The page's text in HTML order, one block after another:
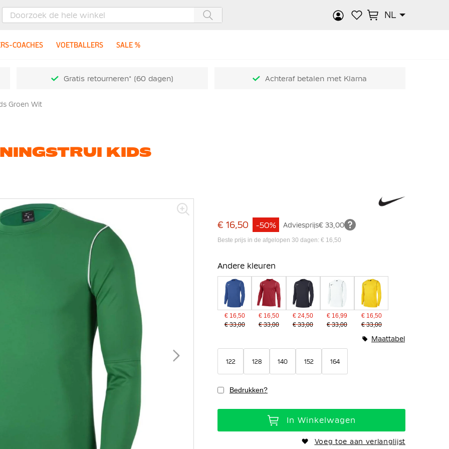
NL
COACHES VOETBALLERS SALE %
Gratis retourneren* (60 dagen) Achteraf betalen met Klarna
Groen Wit
KIDS
€ 16,50 Adviesprijs€ 33,00
-50%
Beste prijs in de afgelopen 30 dagen: € 16,50
Andere kleuren
€ 16,50
€ 33,00
€ 16,50
€ 33,00
€ 24,50
€ 33,00
€ 16,99
€ 33,00
€ 16,50
€ 33,00
122 128 140 152 164
Maattabel
Bedrukken?
In Winkelwagen
Voeg toe aan verlanglijst